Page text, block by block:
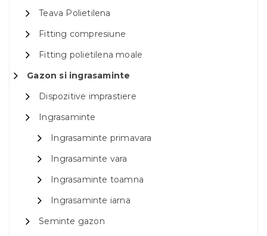
Teava Polietilena
Fitting compresiune
Fitting polietilena moale
Gazon si ingrasaminte
Dispozitive imprastiere
Ingrasaminte
Ingrasaminte primavara
Ingrasaminte vara
Ingrasaminte toamna
Ingrasaminte iarna
Seminte gazon